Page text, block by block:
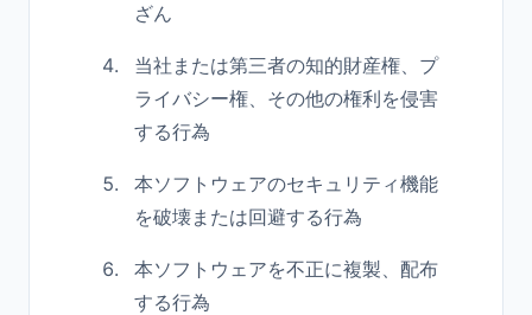
ざん
当社または第三者の知的財産権、プ
ライバシー権、その他の権利を侵害
する行為
本ソフトウェアのセキュリティ機能
を破壊または回避する行為
本ソフトウェアを不正に複製、配布
する行為